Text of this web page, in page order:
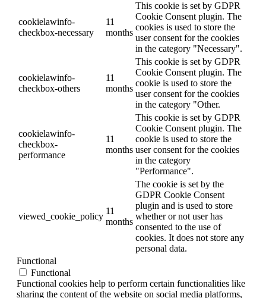
cookielawinfo-
checkbox-necessary
11
months
This cookie is set by GDPR
Cookie Consent plugin. The
cookies is used to store the
user consent for the cookies
in the category "Necessary".
cookielawinfo-
checkbox-others
11
months
This cookie is set by GDPR
Cookie Consent plugin. The
cookie is used to store the
user consent for the cookies
in the category "Other.
cookielawinfo-
checkbox-
performance
11
months
This cookie is set by GDPR
Cookie Consent plugin. The
cookie is used to store the
user consent for the cookies
in the category
"Performance".
viewed_cookie_policy
11
months
The cookie is set by the
GDPR Cookie Consent
plugin and is used to store
whether or not user has
consented to the use of
cookies. It does not store any
personal data.
Functional
Functional
Functional cookies help to perform certain functionalities like
sharing the content of the website on social media platforms,